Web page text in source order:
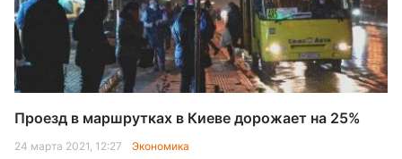
Проезд в маршрутках в Киеве дорожает на 25%
24 марта 2021, 12:27 Экономика